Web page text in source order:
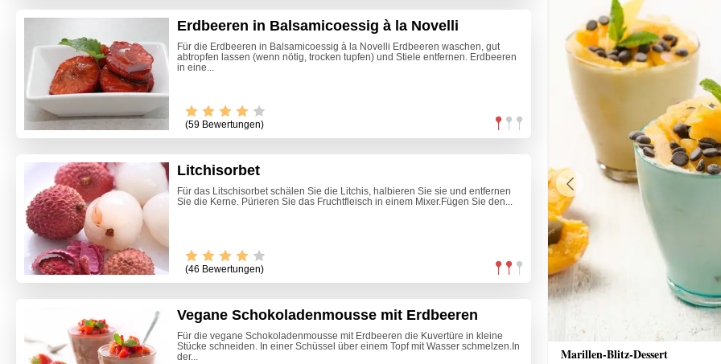
Erdbeeren in Balsamicoessig à la Novelli
Für die Erdbeeren in Balsamicoessig à la Novelli Erdbeeren waschen, gut
abtropfen lassen (wenn nötig, trocken tupfen) und Stiele entfernen. Erdbeeren
in eine...
(59 Bewertungen)
Litchisorbet
Für das Litschisorbet schälen Sie die Litchis, halbieren Sie sie und entfernen
Sie die Kerne. Pürieren Sie das Fruchtfleisch in einem Mixer.Fügen Sie den...
(46 Bewertungen)
Vegane Schokoladenmousse mit Erdbeeren
Für die vegane Schokoladenmousse mit Erdbeeren die Kuvertüre in kleine
Stücke schneiden. In einer Schüssel über einem Topf mit Wasser schmelzen.In
der...
Marillen-Blitz-Dessert
Kartoffel-Rettich-Puffer mit Kräuterquark
Previous